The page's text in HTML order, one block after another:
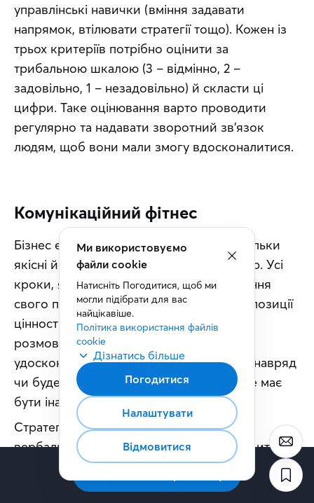
управлінські навички (вміння задавати
напрямок, втілювати стратегії тощо). Кожен із
трьох критеріїв потрібно оцінити за
трибальною шкалою (3 – відмінно, 2 –
задовільно, 1 – незадовільно) й скласти ці
цифри. Таке оцінювання варто проводити
регулярно та надавати зворотний зв'язок
людям, щоб вони мали змогу вдосконалитися.
Комунікаційний фітнес
Бізнес є хорошим рівно настільки, наскільки
якісні його комунікації , упевнений автор. Усі
кроки, які робить компанія від визначення
свого призначення до формування пропозиції
цінності, супроводжуються численними
розмовами. Проте коли ми думаємо, як
удосконалити компанію, то комунікація навряд
чи буде першим, що спаде на думку. Усе має
бути інакше, вірить автор.
Стратегічні бесіди Горват визначає як
вербальний обмін думками, що призводить до
генерації нових інсайтів щодо того, як
досягнути мети. Такі розмови корисні як у
Ми використовуємо
файли cookie
Натисніть Погодитися, щоб ми
могли підібрати для вас
найцікавіше.
Політика використання файлів
cookie
Дізнатись більше
Погодитися
Налаштувати
Відмовитися